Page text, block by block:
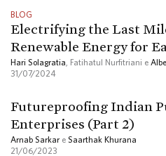
BLOG
Electrifying the Last
Renewable Energy for
Hari Solagratia , Fatihatul Nurfitriani e
31/07/2024
Futureproofing Indian
Enterprises (Part 2)
Arnab Sarkar e Saarthak Khurana
21/06/2023